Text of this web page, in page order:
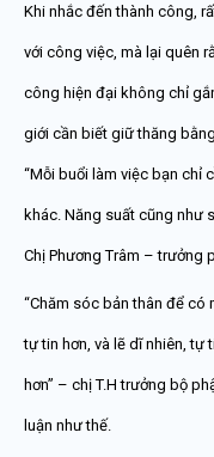
Khi nhắc đến thành công,
với công việc, mà lại quên
công hiện đại không chỉ
giới cần biết giữ thăng
“Mỗi buổi làm việc bạn chỉ
khác. Năng suất cũng như
Chị Phương Trâm – trưởng
“Chăm sóc bản thân để có
tự tin hơn, và lẽ dĩ nhiên,
hơn” – chị T.H trưởng bộ
luận như thế.